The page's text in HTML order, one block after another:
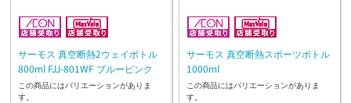
サーモス 真空断熱2ウェイボトル
800ml FJJ-801WF ブルーピンク
この商品にはバリエーションがありま
す。
サーモス 真空断熱スポーツボトル
1000ml
この商品にはバリエーションがありま
す。